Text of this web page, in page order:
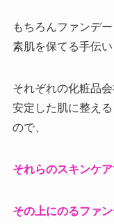
もちろんファンデ
素肌を保てる手伝い
それぞれの化粧品
安定した肌に整え
ので、
それらのスキンケ
その上にのるファ